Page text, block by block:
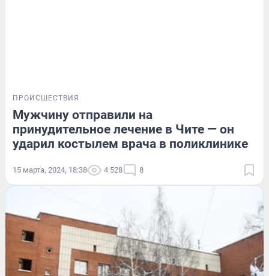
ПРОИСШЕСТВИЯ
Мужчину отправили на
принудительное лечение в Чите — он
ударил костылем врача в поликлинике
15 марта, 2024, 18:38 4 528 8